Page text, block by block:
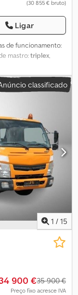
(30 855 € bruto)
Ligar
de funcionamento:
mastro:triplex
Nxkjpfx Aa Dja
Motor a diesel.
55 kW. Altura
4300 mm. Cabine
1200 mm. Largura:
2: 7.00-12.
Os Termos e
a todos os anúncios,
acordos celebrados
Qualquer
dos
que o
e Condições
líquidos. =
em vazio: 6580
sim =
classificado
1 / 15
900 €35 900 €
Preço fixo acresce IVA